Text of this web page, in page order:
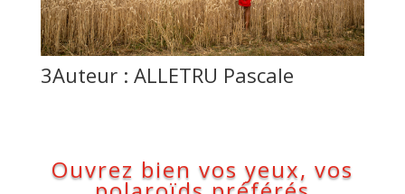
3Auteur : ALLETRU Pascale
Ouvrez bien vos yeux, vos